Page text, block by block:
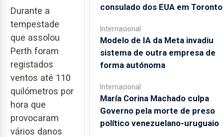
Durante a
tempestade
que assolou
Perth foram
registados
ventos até 110
quilómetros por
hora que
provocaram
vários danos
consulado dos EUA em Toronto
Internacional
Modelo de IA da Meta invadiu
sistema de outra empresa de
forma autónoma
Internacional
María Corina Machado culpa
Governo pela morte de preso
político venezuelano-uruguaio